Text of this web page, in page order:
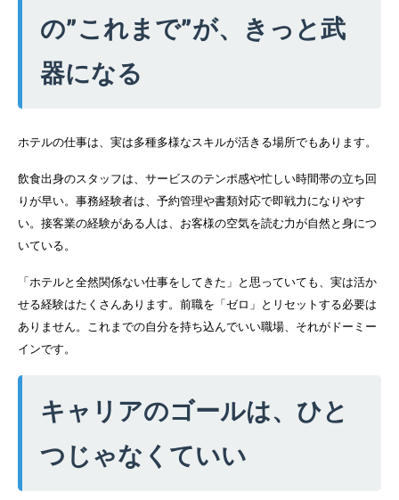
の”これまで”が、きっと武
器になる
ホテルの仕事は、実は多種多様なスキルが活きる場所でもあります。
飲食出身のスタッフは、サービスのテンポ感や忙しい時間帯の立ち回
りが早い。事務経験者は、予約管理や書類対応で即戦力になりやす
い。接客業の経験がある人は、お客様の空気を読む力が自然と身につ
いている。
「ホテルと全然関係ない仕事をしてきた」と思っていても、実は活か
せる経験はたくさんあります。前職を「ゼロ」とリセットする必要は
ありません。これまでの自分を持ち込んでいい職場、それがドーミー
インです。
キャリアのゴールは、ひと
つじゃなくていい